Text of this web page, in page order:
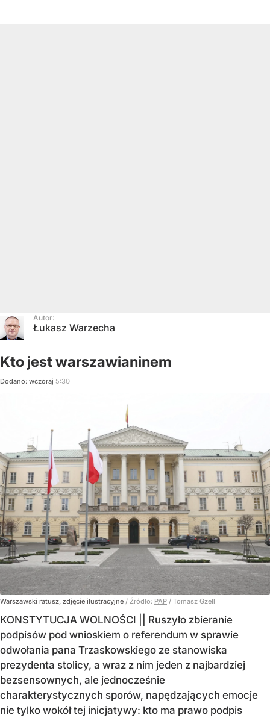
Autor:
Łukasz Warzecha
Kto jest warszawianinem
Dodano: wczoraj 5:30
Warszawski ratusz, zdjęcie ilustracyjne / Źródło: PAP / Tomasz Gzell
KONSTYTUCJA WOLNOŚCI || Ruszyło zbieranie
podpisów pod wnioskiem o referendum w sprawie
odwołania pana Trzaskowskiego ze stanowiska
prezydenta stolicy, a wraz z nim jeden z najbardziej
bezsensownych, ale jednocześnie
charakterystycznych sporów, napędzających emocje
nie tylko wokół tej inicjatywy: kto ma prawo podpis